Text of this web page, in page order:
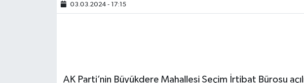
03.03.2024 - 17:15
AK Parti’nin Büyükdere Mahallesi Seçim İrtibat Bürosu